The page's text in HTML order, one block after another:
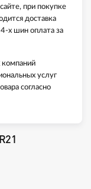
при покупке
доставка
х шин оплата за
компаний
услуг
согласно